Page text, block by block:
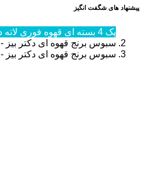
پیشنهاد های شگفت انگیز
پک 4 بسته ای قهوه فوری لاته دکتر بیز_ قارچ گانودرما 20 عددی
سبوس برنج قهوه ای دکتر بیز - 25 عددی
سبوس برنج قهوه ای دکتر بیز - 25 عددی